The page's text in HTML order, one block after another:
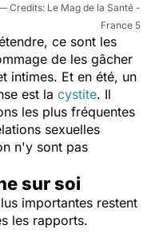
Le Mag de la Santé -
France 5
ce sont les
de les gâcher
intimes. Et en été, un
est la cystite. Il
les plus fréquentes
sexuelles
n'y sont pas
sur soi
importantes restent
les rapports.